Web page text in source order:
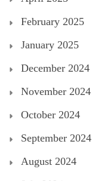
February 2025
January 2025
December 2024
November 2024
October 2024
September 2024
August 2024